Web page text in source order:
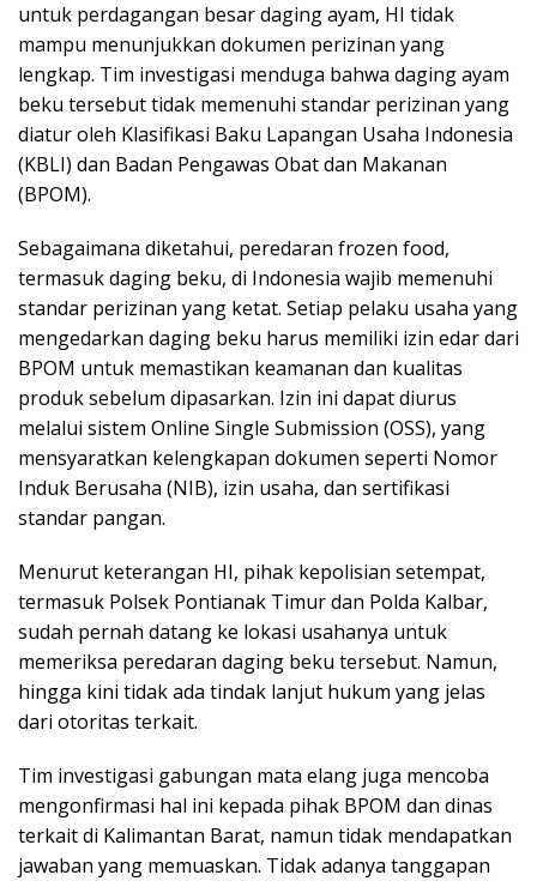
untuk perdagangan besar daging ayam, HI tidak
mampu menunjukkan dokumen perizinan yang
lengkap. Tim investigasi menduga bahwa daging ayam
beku tersebut tidak memenuhi standar perizinan yang
diatur oleh Klasifikasi Baku Lapangan Usaha Indonesia
(KBLI) dan Badan Pengawas Obat dan Makanan
(BPOM).
Sebagaimana diketahui, peredaran frozen food,
termasuk daging beku, di Indonesia wajib memenuhi
standar perizinan yang ketat. Setiap pelaku usaha yang
mengedarkan daging beku harus memiliki izin edar dari
BPOM untuk memastikan keamanan dan kualitas
produk sebelum dipasarkan. Izin ini dapat diurus
melalui sistem Online Single Submission (OSS), yang
mensyaratkan kelengkapan dokumen seperti Nomor
Induk Berusaha (NIB), izin usaha, dan sertifikasi
standar pangan.
Menurut keterangan HI, pihak kepolisian setempat,
termasuk Polsek Pontianak Timur dan Polda Kalbar,
sudah pernah datang ke lokasi usahanya untuk
memeriksa peredaran daging beku tersebut. Namun,
hingga kini tidak ada tindak lanjut hukum yang jelas
dari otoritas terkait.
Tim investigasi gabungan mata elang juga mencoba
mengonfirmasi hal ini kepada pihak BPOM dan dinas
terkait di Kalimantan Barat, namun tidak mendapatkan
jawaban yang memuaskan. Tidak adanya tanggapan